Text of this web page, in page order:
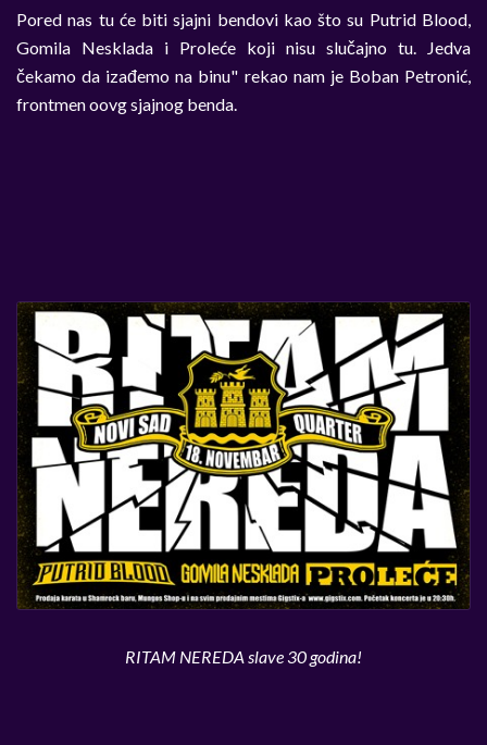
Pored nas tu će biti sjajni bendovi kao što su Putrid Blood,
Gomila Nesklada i Proleće koji nisu slučajno tu. Jedva
čekamo da izađemo na binu" rekao nam je Boban Petronić,
frontmen oovg sjajnog benda.
RITAM NEREDA slave 30 godina!